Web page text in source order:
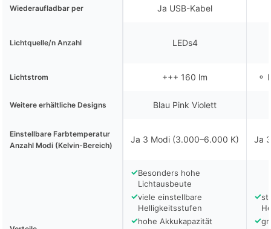
Wiederaufladbar per Ja USB-Kabel
Lichtquelle/n Anzahl LEDs4
Lichtstrom +++ 160 lm ⚬
Weitere erhältliche Designs Blau Pink Violett
Einstellbare Farbtemperatur
Anzahl Modi (Kelvin-Bereich)
Ja 3 Modi (3.000–6.000 K) Ja
✓Besonders hohe
Lichtausbeute
✓viele einstellbare
Helligkeitsstufen
✓hohe Akkukapazität
✓
✓